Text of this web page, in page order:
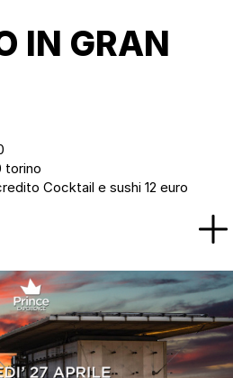
IN GRAN
torino
Cocktail e sushi 12 euro